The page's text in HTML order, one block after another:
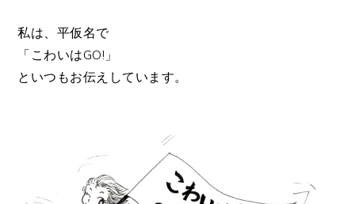
私は、平仮名で
「こわいはGO!」
といつもお伝えしています。